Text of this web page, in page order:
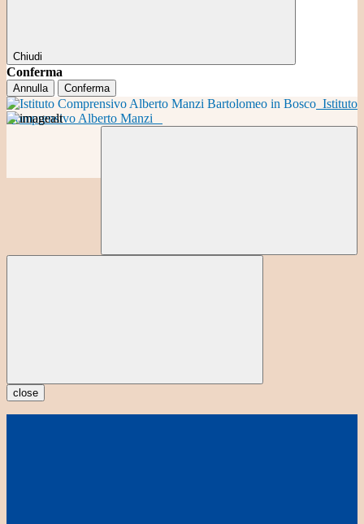
Chiudi
Conferma
Annulla Conferma
Istituto
Comprensivo Alberto Manzi
close